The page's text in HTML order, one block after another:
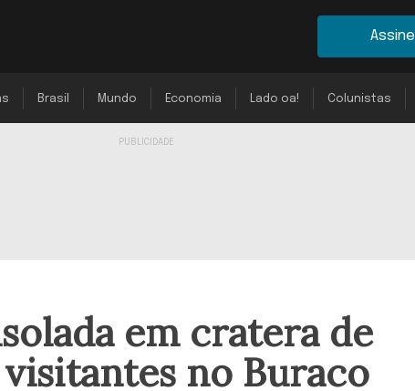
Assine
Brasil Mundo Economia Lado oa! Colunistas
em cratera de
no Buraco